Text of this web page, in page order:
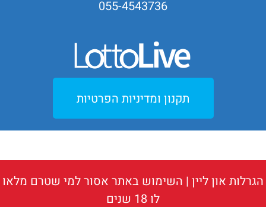
055-4543736
תקנון ומדיניות הפרטיות
הגרלות און ליין | השימוש באתר אסור למי שטרם מלאו
לו 18 שנים